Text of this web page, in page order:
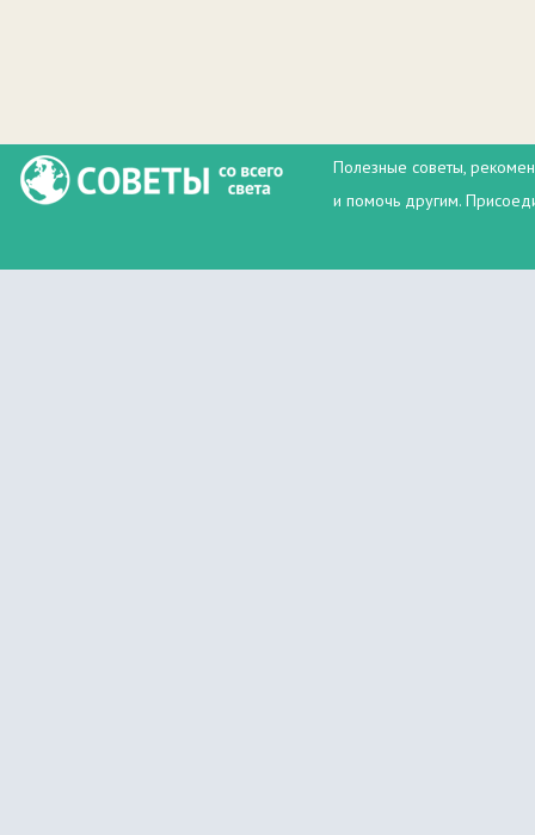
Полезные советы,
и помочь другим.